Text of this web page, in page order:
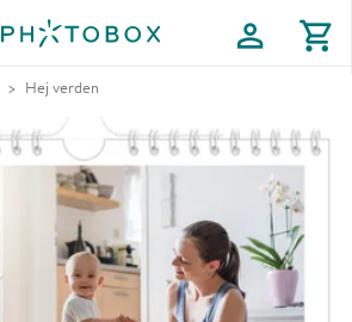
profile shopping_cart
Hej verden